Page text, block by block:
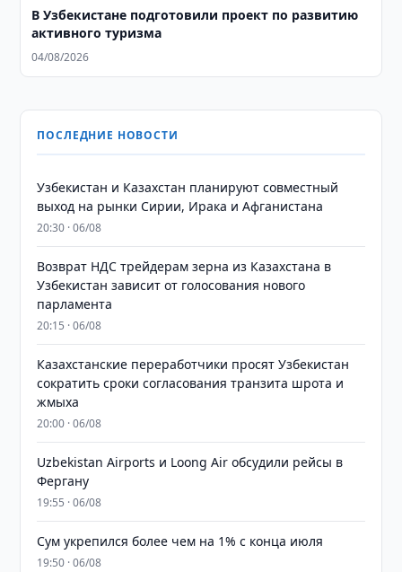
В Узбекистане подготовили проект по развитию
активного туризма
04/08/2026
ПОСЛЕДНИЕ НОВОСТИ
Узбекистан и Казахстан планируют совместный
выход на рынки Сирии, Ирака и Афганистана
20:30 · 06/08
Возврат НДС трейдерам зерна из Казахстана в
Узбекистан зависит от голосования нового
парламента
20:15 · 06/08
Казахстанские переработчики просят Узбекистан
сократить сроки согласования транзита шрота и
жмыха
20:00 · 06/08
Uzbekistan Airports и Loong Air обсудили рейсы в
Фергану
19:55 · 06/08
Сум укрепился более чем на 1% с конца июля
19:50 · 06/08